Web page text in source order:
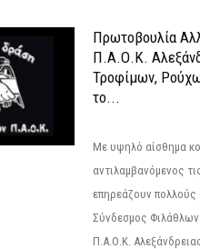
Πρωτοβουλία
Π.Α.Ο.Κ.
Τροφίμων,
το...
Με υψηλό αίσθημα
αντιλαμβανόμενος
επηρεάζουν πολλούς
Σύνδεσμος
Π.Α.Ο.Κ.